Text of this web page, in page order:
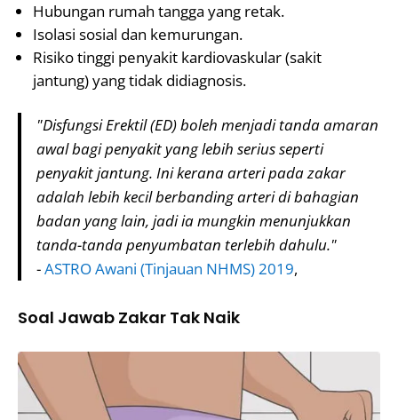
Hubungan rumah tangga yang retak.
Isolasi sosial dan kemurungan.
Risiko tinggi penyakit kardiovaskular (sakit
jantung) yang tidak didiagnosis.
"Disfungsi Erektil (ED) boleh menjadi tanda amaran
awal bagi penyakit yang lebih serius seperti
penyakit jantung. Ini kerana arteri pada zakar
adalah lebih kecil berbanding arteri di bahagian
badan yang lain, jadi ia mungkin menunjukkan
tanda-tanda penyumbatan terlebih dahulu."
-ASTRO Awani (Tinjauan NHMS) 2019,
Soal Jawab Zakar Tak Naik